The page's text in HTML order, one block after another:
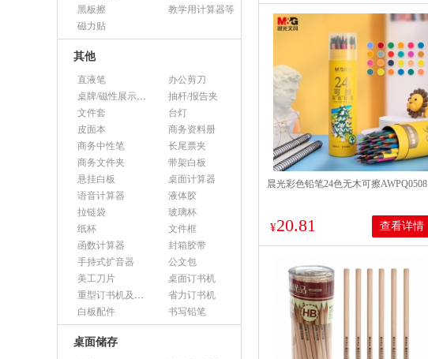
黑板擦
教学用计算器等
磁力贴
其他
直液笔
办公剪刀
桌牌/磁性展示帖/证件框
抽杆/报告夹
文件套
台灯
皮面本
商务资料册
商务中性笔
长尾票夹
商务文件夹
带架白板
悬挂白板
桌面计算器
语音计算器
液体胶
拉链袋
玻璃杯
纸杯
文件框
函数计算器
封箱胶带
手持式扩音器
公文包
美工刀片
桌面订书机
重型订书机及其它
省力订书机
白板配件
书写铅笔
桌面储存
晨光彩色铅笔24色无木可擦AWPQ0508
¥20.81 查看详情